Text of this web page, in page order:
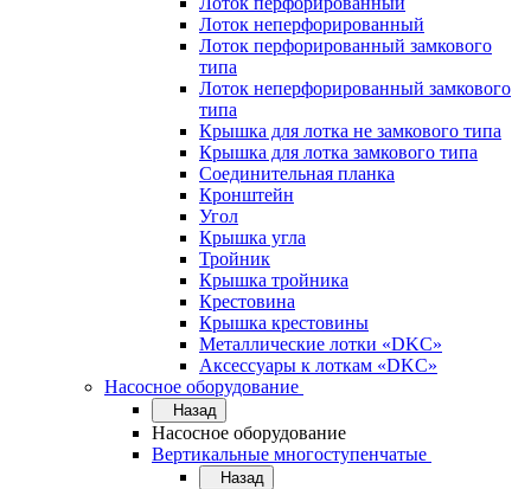
Лоток неперфорированный
Лоток перфорированный замкового
типа
Лоток неперфорированный замкового
типа
Крышка для лотка не замкового типа
Крышка для лотка замкового типа
Соединительная планка
Кронштейн
Угол
Крышка угла
Тройник
Крышка тройника
Крестовина
Крышка крестовины
Металлические лотки «DKC»
Аксессуары к лоткам «DKC»
Насосное оборудование
Назад
Насосное оборудование
Вертикальные многоступенчатые
Назад